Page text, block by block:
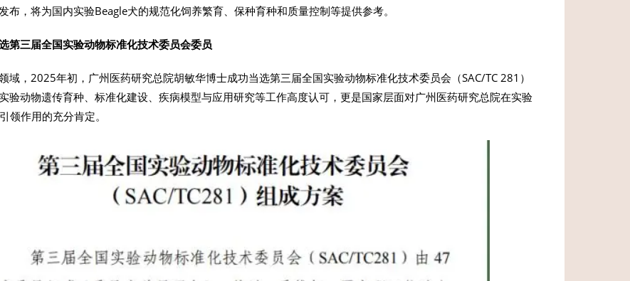
布，将为国内实验Beagle犬的规范化饲养繁育、保种育种和质量控制等提供参考。
第三届全国实验动物标准化技术委员会委员
域，2025年初，广州医药研究总院胡敏华博士成功当选第三届全国实验动物标准化技术委员会（SAC/TC 281）
验动物遗传育种、标准化建设、疾病模型与应用研究等工作高度认可，更是国家层面对广州医药研究总院在实验
领作用的充分肯定。